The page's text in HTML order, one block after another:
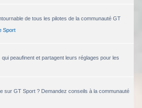
de tous les pilotes de la communauté GT
Sport
peaufinent et partagent leurs réglages pour les
sur GT Sport ? Demandez conseils à la communauté